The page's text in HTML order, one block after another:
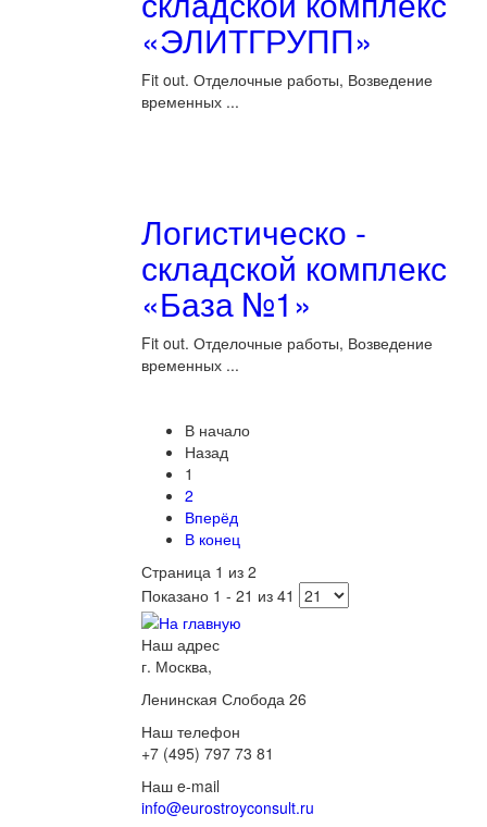
«ЭЛИТГРУПП»
Fit out. Отделочные работы, Возведение
временных ...
Логистическо -
складской комплекс
«База №1»
Fit out. Отделочные работы, Возведение
временных ...
В начало
Назад
1
2
Вперёд
В конец
Страница 1 из 2
Показано 1 - 21 из 41
Наш адрес
г. Москва,
Ленинская Слобода 26
Наш телефон
+7 (495) 797 73 81
Наш e-mail
info@eurostroyconsult.ru